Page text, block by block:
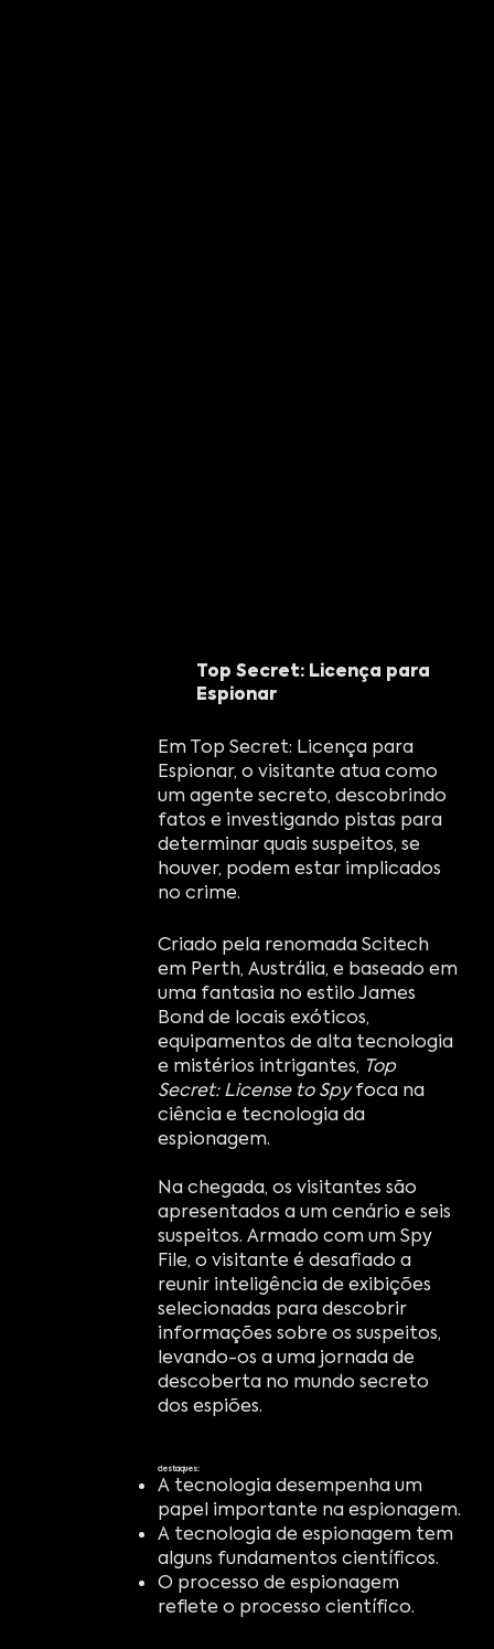
Top Secret: Licença para
Espionar
Em Top Secret: Licença para
Espionar, o visitante atua como
um agente secreto, descobrindo
fatos e investigando pistas para
determinar quais suspeitos, se
houver, podem estar implicados
no crime.
Criado pela renomada Scitech
em Perth, Austrália, e baseado em
uma fantasia no estilo James
Bond de locais exóticos,
equipamentos de alta tecnologia
e mistérios intrigantes, Top
Secret: License to Spyfoca na
ciência e tecnologia da
espionagem.
Na chegada, os visitantes são
apresentados a um cenário e seis
suspeitos. Armado com um Spy
File, o visitante é desafiado a
reunir inteligência de exibições
selecionadas para descobrir
informações sobre os suspeitos,
levando-os a uma jornada de
descoberta no mundo secreto
dos espiões.
destaques:
A tecnologia desempenha um
papel importante na espionagem.
A tecnologia de espionagem tem
alguns fundamentos científicos.
O processo de espionagem
reflete o processo científico.